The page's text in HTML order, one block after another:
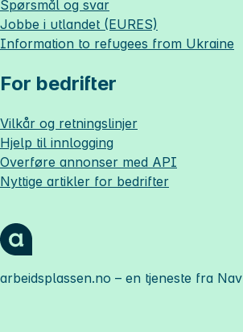
Spørsmål og svar
Jobbe i utlandet (EURES)
Information to refugees from Ukraine
For bedrifter
Vilkår og retningslinjer
Hjelp til innlogging
Overføre annonser med API
Nyttige artikler for bedrifter
arbeidsplassen.no – en tjeneste fra Nav